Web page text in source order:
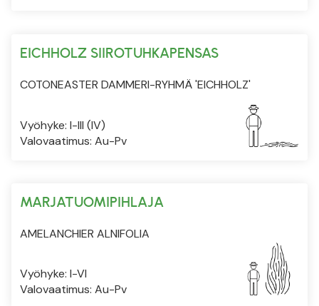
EICHHOLZ SIIROTUHKAPENSAS
COTONEASTER DAMMERI-RYHMÄ 'EICHHOLZ'
Vyöhyke: I-III (IV)
Valovaatimus: Au-Pv
MARJATUOMIPIHLAJA
AMELANCHIER ALNIFOLIA
Vyöhyke: I-VI
Valovaatimus: Au-Pv